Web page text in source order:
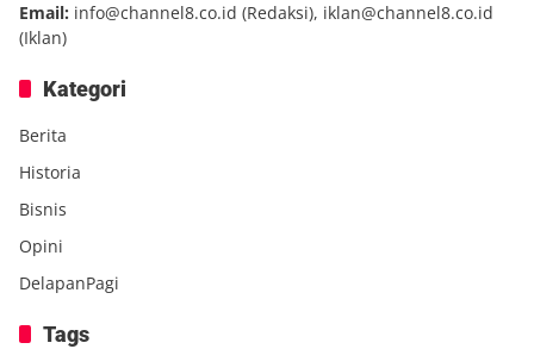
Email: info@channel8.co.id (Redaksi), iklan@channel8.co.id
(Iklan)
Kategori
Berita
Historia
Bisnis
Opini
DelapanPagi
Tags